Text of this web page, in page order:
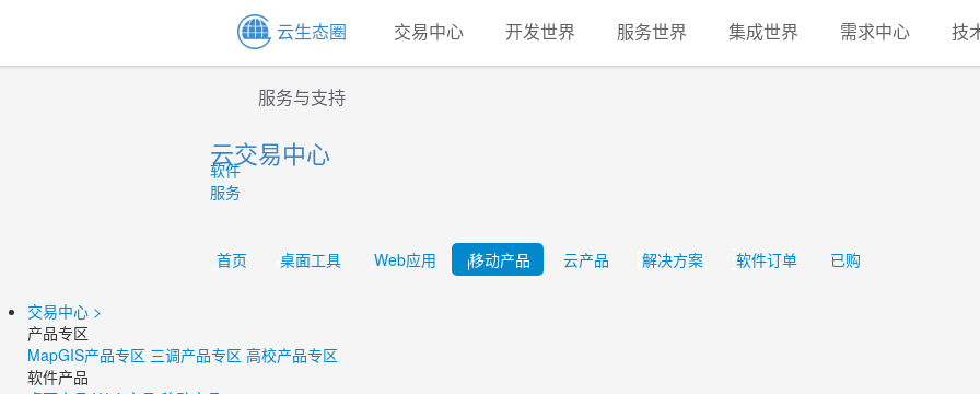
云生态圈 交易中心 开发世界 服务世界 集成世界 需求中心 技
服务与支持
云交易中心
软件
服务
首页 桌面工具 Web应用 移动产品 云产品 解决方案 软件订单 已购
交易中心 >
产品专区
MapGIS产品专区 三调产品专区 高校产品专区
软件产品